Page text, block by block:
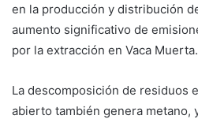
en la producción y distribución
aumento significativo de
por la extracción en Vaca Muerta.
La descomposición de residuos
abierto también genera metano,